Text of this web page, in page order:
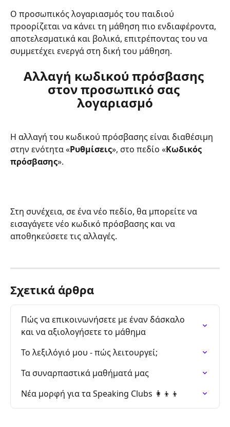
Ο προσωπικός λογαριασμός του παιδιού
προορίζεται να κάνει τη μάθηση πιο ενδιαφέροντα,
αποτελεσματικά και βολικά, επιτρέποντας του να
συμμετέχει ενεργά στη δική του μάθηση.
Αλλαγή κωδικού πρόσβασης
στον προσωπικό σας
λογαριασμό
Η αλλαγή του κωδικού πρόσβασης είναι διαθέσιμη
στην ενότητα «Ρυθμίσεις», στο πεδίο «Κωδικός
πρόσβασης».
Στη συνέχεια, σε ένα νέο πεδίο, θα μπορείτε να
εισαγάγετε νέο κωδικό πρόσβασης και να
αποθηκεύσετε τις αλλαγές.
Σχετικά άρθρα
Πώς να επικοινωνήσετε με έναν δάσκαλο
και να αξιολογήσετε το μάθημα
Το λεξιλόγιό μου - πώς λειτουργεί;
Τα συναρπαστικά μαθήματά μας
Νέα μορφή για τα Speaking Clubs 👩‍👦‍👦